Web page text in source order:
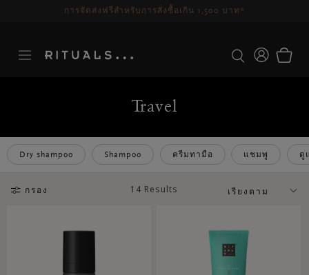
ระยะเวลาจัดส่ง 3-5 วันทำการ ดูเพิ่มเติม
Travel
Dry shampoo Shampoo ครีมทามือ แชมพู ดู
กรอง 14 Results เรียงตาม